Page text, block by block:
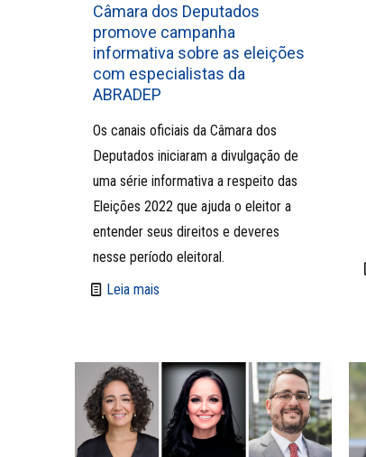
Câmara dos Deputados
promove campanha
informativa sobre as eleições
com especialistas da
ABRADEP
Os canais oficiais da Câmara dos
Deputados iniciaram a divulgação de
uma série informativa a respeito das
Eleições 2022 que ajuda o eleitor a
entender seus direitos e deveres
nesse período eleitoral.
Leia mais